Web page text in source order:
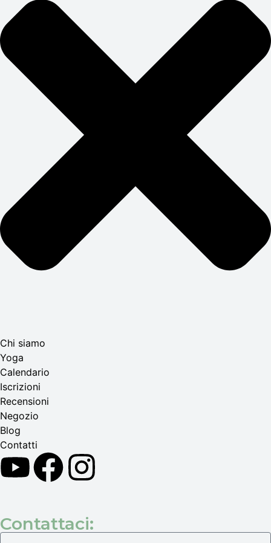
Chi siamo
Yoga
Calendario
Іscrizioni
Recensioni
Negozio
Blog
Contatti
Contattaci: